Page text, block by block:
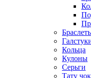
Кольца
Кулоны
Серьги
Тату